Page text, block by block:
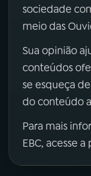
sociedade
meio das
Sua opinião
conteúdos
se esqueça
do conteúdo
Para mais
EBC, acesse